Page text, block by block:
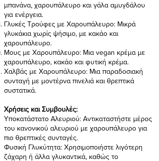
μπανάνα, χαρουπάλευρο και γάλα αμυγδάλου
για ενέργεια.
Γλυκές Τρούφες με Χαρουπάλευρο: Μικρά
γλυκάκια χωρίς ψήσιμο, με κακάο και
χαρουπάλευρο.
Μους με Χαρουπάλευρο: Μια vegan κρέμα με
χαρουπάλευρο, κακάο και φυτική κρέμα.
Χαλβάς με Χαρουπάλευρο: Μια παραδοσιακή
συνταγή με μοντέρνα πινελιά και θρεπτικά
συστατικά.
Χρήσεις και Συμβουλές:
Υποκατάστατο Αλευριού: Αντικαταστήστε μέρος
του κανονικού αλευριού με χαρουπάλευρο για
πιο θρεπτικές συνταγές.
Φυσική Γλυκύτητα: Χρησιμοποιήστε λιγότερη
ζάχαρη ή άλλα γλυκαντικά, καθώς το